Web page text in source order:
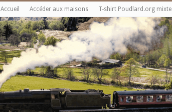
Accueil Accéder aux maisons T-shirt Poudlard.org mixte